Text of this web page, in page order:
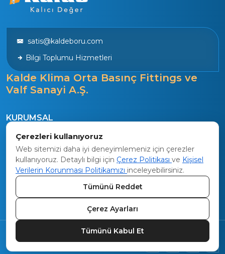
satis@kaldeboru.com
Bilgi Toplumu Hizmetleri
Kalde Klima Orta Basınç Fittings ve
Valf Sanayi A.Ş.
KURUMSAL
Tarihçe
Vizyon
Kalite Politikamız
ÜRETİM
Sistem Üretimi
Organik İnsan
Çerezleri kullanıyoruz
Web sitemizi daha iyi deneyimlemeniz için çerezler
kullanıyoruz. Detaylı bilgi için Çerez Politikası ve Kişisel
Verilerin Korunması Politikamızı inceleyebilirsiniz.
Tümünü Reddet
Çerez Ayarları
Tümünü Kabul Et